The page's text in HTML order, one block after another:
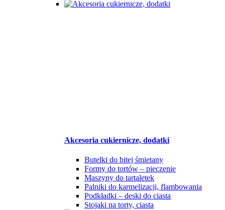
Akcesoria cukiernicze, dodatki
Butelki do bitej śmietany
Formy do tortów – pieczenie
Maszyny do tartaletek
Palniki do karmelizacji, flambowania
Podkładki – deski do ciasta
Stojaki na torty, ciasta